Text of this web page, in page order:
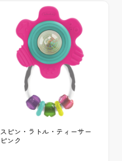
スピン・ラトル・ティーサー
ピンク